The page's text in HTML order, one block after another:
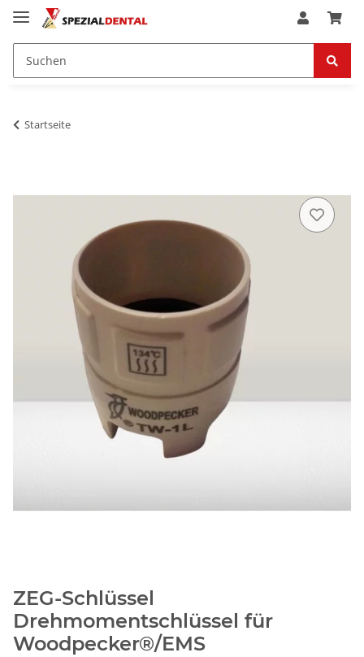
Startseite
ZEG-Schlüssel
Drehmomentschlüssel für
Woodpecker®/EMS